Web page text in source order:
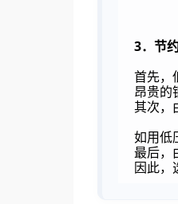
3．节
首先，
昂贵的
其次，
如用低
最后，
因此，